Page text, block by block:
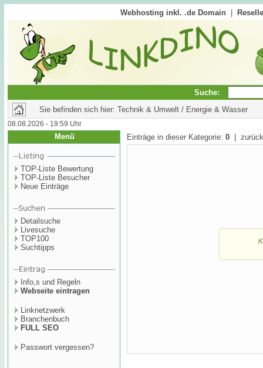
Webhosting inkl. .de Domain
Suche:
Sie befinden sich hier: Technik & Umwelt / Energie & Wasser
08.08.2026 - 19:59 Uhr
Menü
TOP-Liste Bewertung
TOP-Liste Besucher
Neue Einträge
Detailsuche
Livesuche
TOP100
Suchtipps
Info,s und Regeln
Webseite eintragen
Linknetzwerk
Branchenbuch
FULL SEO
Passwort vergessen?
Einträge in dieser Kategorie: 0 |